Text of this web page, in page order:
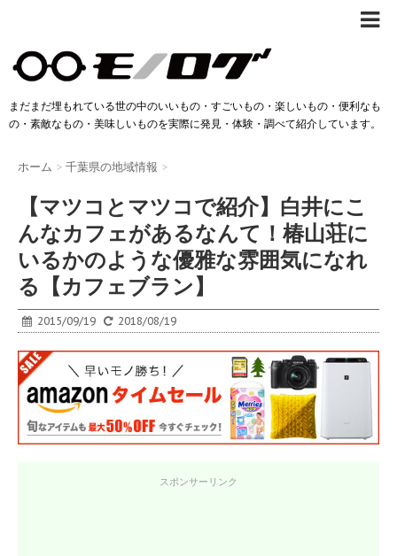
まだまだ埋もれている世の中のいいもの・すごいもの・楽しいもの・便利なも
の・素敵なもの・美味しいものを実際に発見・体験・調べて紹介しています。
ホーム > 千葉県の地域情報 >
【マツコとマツコで紹介】白井にこ
んなカフェがあるなんて！椿山荘に
いるかのような優雅な雰囲気になれ
る【カフェブラン】
2015/09/19 2018/08/19
スポンサーリンク